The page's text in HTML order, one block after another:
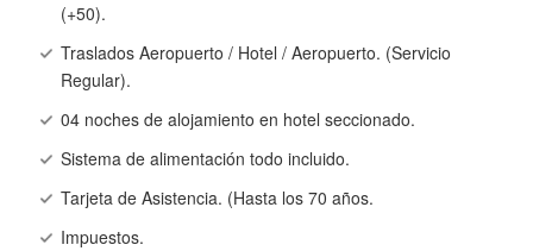
(+50).
Traslados Aeropuerto / Hotel / Aeropuerto. (Servicio
Regular).
04 noches de alojamiento en hotel seccionado.
Sistema de alimentación todo incluido.
Tarjeta de Asistencia. (Hasta los 70 años.
Impuestos.